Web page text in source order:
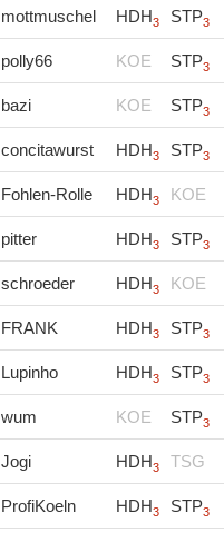
mottmuschel HDH3 STP3
polly66 KOE STP3
bazi KOE STP3
concitawurst HDH3 STP3
Fohlen-Rolle HDH3 KOE
pitter HDH3 STP3
schroeder HDH3 KOE
FRANK HDH3 STP3
Lupinho HDH3 STP3
wum KOE STP3
Jogi HDH3 TSG
ProfiKoeln HDH3 STP3